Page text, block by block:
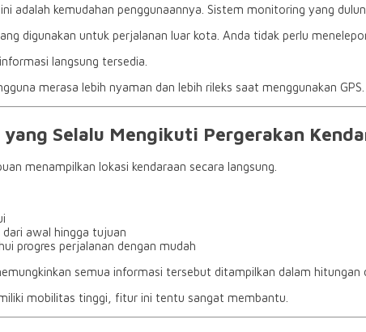
adalah kemudahan penggunaannya. Sistem monitoring yang
digunakan untuk perjalanan luar kota. Anda tidak perlu
langsung tersedia.
merasa lebih nyaman dan lebih rileks saat menggunakan GPS.
Selalu Mengikuti Pergerakan
menampilkan lokasi kendaraan secara langsung.
awal hingga tujuan
progres perjalanan dengan mudah
semua informasi tersebut ditampilkan dalam hitungan
mobilitas tinggi, fitur ini tentu sangat membantu.